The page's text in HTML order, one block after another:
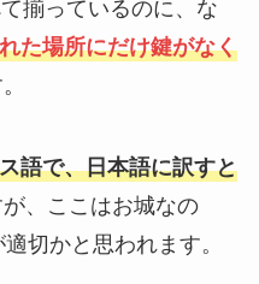
揃っているのに、な
た場所にだけ鍵がなく
語で、日本語に訳すと
、ここはお城なの
切かと思われます。